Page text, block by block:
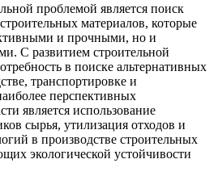
проблемой является поиск
материалов, которые
и прочными, но и
С развитием строительной
в поиске альтернативных
транспортировке и
перспективных
является использование
сырья, утилизация отходов и
в производстве строительных
экологической устойчивости